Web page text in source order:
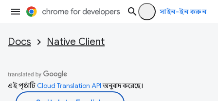
সাইন-ইন করুন
Docs Native Client
এই পৃষ্ঠাটিCloud Translation APIঅনুবাদ করেছে।